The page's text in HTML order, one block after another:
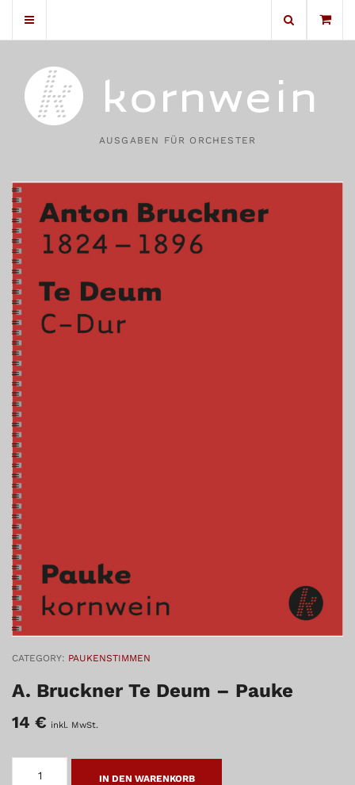
AUSGABEN FÜR ORCHESTER
CATEGORY: PAUKENSTIMMEN
A. Bruckner Te Deum – Pauke
14 € inkl. MwSt.
BRUCKNER
IN DEN WARENKORB